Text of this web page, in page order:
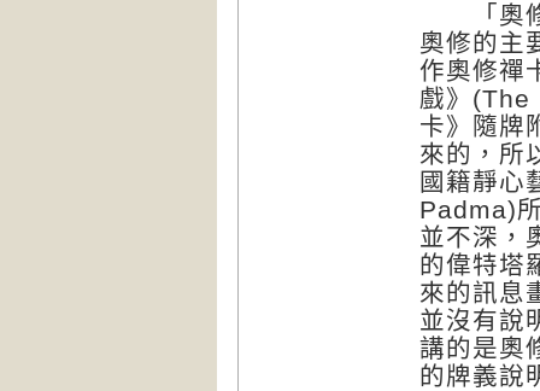
「奧修
奧修的主
作奧修禪
戲》(The
卡》隨牌
來的，所
國籍靜心
Padma)
並不深，
的偉特塔
來的訊息
並沒有說
講的是奧
的牌義說